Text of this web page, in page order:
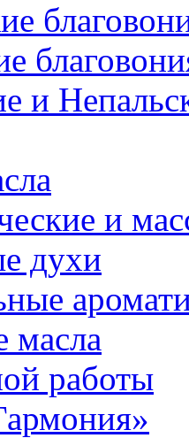
и
и
духи
масла
работы